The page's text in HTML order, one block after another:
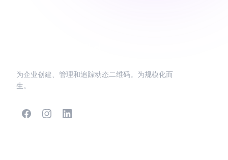
为企业创建、管理和追踪动态二维码。为规模化而
生。